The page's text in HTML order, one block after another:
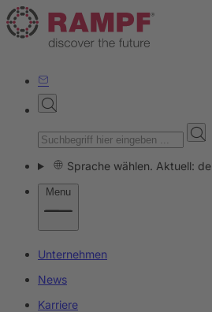
Sprache wählen. Aktuell: de
Menu
Unternehmen
News
Karriere